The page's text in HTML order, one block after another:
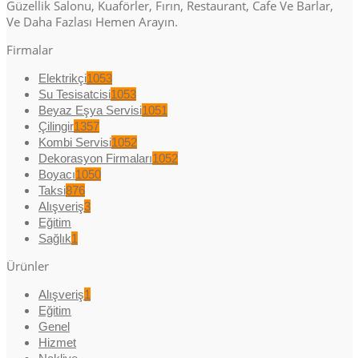
Güzellik Salonu, Kuaförler, Fırın, Restaurant, Cafe Ve Barlar,
Ve Daha Fazlası Hemen Arayın.
Firmalar
Elektrikçi1053
Su Tesisatcisi1053
Beyaz Eşya Servisi1051
Çilingir1357
Kombi Servisi1052
Dekorasyon Firmaları1052
Boyacı1050
Taksi876
Alışveriş3
Eğitim
Sağlık1
Ürünler
Alışveriş1
Eğitim
Genel
Hizmet